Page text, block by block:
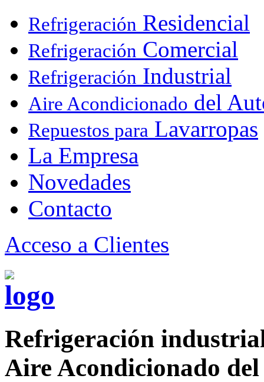
Refrigeración Residencial
Refrigeración Comercial
Refrigeración Industrial
Aire Acondicionado del
Repuestos para Lavarropas
La Empresa
Novedades
Contacto
Acceso a Clientes
Refrigeración
Aire Acondicionado